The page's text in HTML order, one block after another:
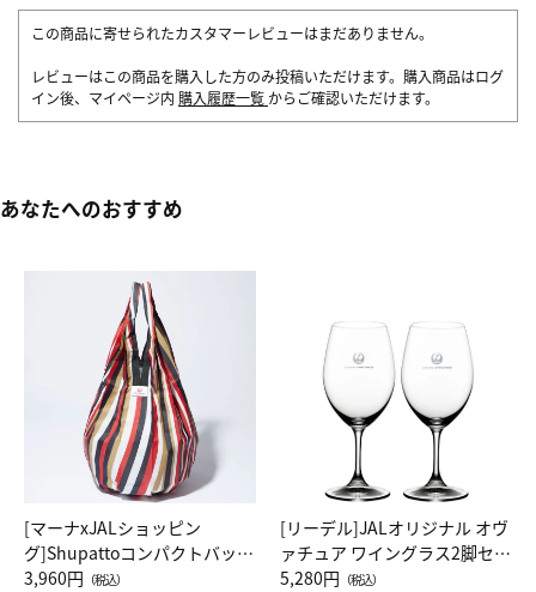
この商品に寄せられたカスタマーレビューはまだありません。
レビューはこの商品を購入した方のみ投稿いただけます。購入商品はログ
イン後、マイページ内 購入履歴一覧 からご確認いただけます。
あなたへのおすすめ
[マーナxJALショッピン
グ]Shupattoコンパクトバッグ
Drop JAL客室乗務員（LC）ス
3,960円 （税込）
[リーデル]JALオリジナル オヴ
ァチュア ワイングラス2脚セッ
ト（レッドワイン）
5,280円 （税込）